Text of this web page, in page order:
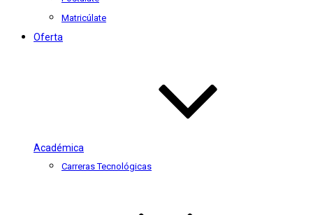
Matricúlate
Oferta
Académica
Carreras Tecnológicas